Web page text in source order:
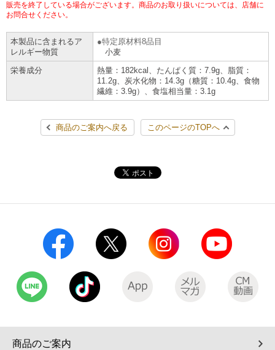
ファクス
チケット
ご利用可能なお支払い方法
各種料金のお支払い
自転車シェアリング（店舗限定）
モバイルバッテリーシェアリング（店舗限定）
イープラス
CNプレイガイド
セブンネットショッピング
沿革
国内店舗数
セブン-イレブンの歴史
GREEN CHALLENGE 2050
4VISIONS
サステナビリティニュース
サステナビリティレポート
お問い合わせ
Language
English (Corporate)
English (Services)
한국어(서비스)
販売を終了している場合がございます。商品のお取り扱いについては、店舗に
お問合せください。
本製品に含まれるア
レルギー物質
特定原材料8品目
小麦
栄養成分
熱量：182kcal、たんぱく質：7.9g、脂質：
11.2g、炭水化物：14.3g（糖質：10.4g、食物
繊維：3.9g）、食塩相当量：3.1g
商品のご案内へ戻る このページのTOPへ
商品のご案内